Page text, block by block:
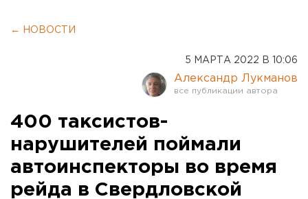
← НОВОСТИ
5 МАРТА 2022 В 10:06
Александр Лукманов
400 таксистов-
нарушителей поймали
автоинспекторы во время
рейда в Свердловской